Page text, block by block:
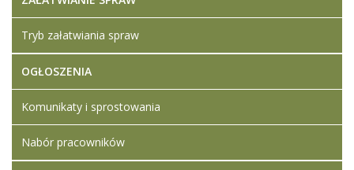
mięso wędliny
2026
zał 8 formularz
cenowy mięso
wędliny
Wzór umowy
2026
Tryb załatwiania spraw
OGŁOSZENIA
Komunikaty i sprostowania
Nabór pracowników